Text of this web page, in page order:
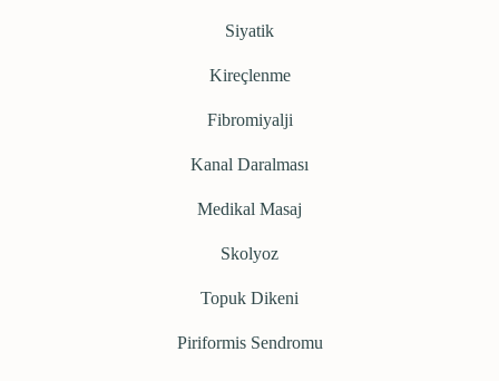
Siyatik
Kireçlenme
Fibromiyalji
Kanal Daralması
Medikal Masaj
Skolyoz
Topuk Dikeni
Piriformis Sendromu